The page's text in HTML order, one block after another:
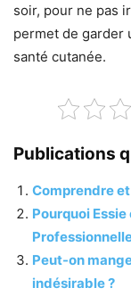
soir, pour ne pas
permet de garder
santé cutanée.
Publications
Comprendre
Pourquoi
Peut-on
indésirable ?